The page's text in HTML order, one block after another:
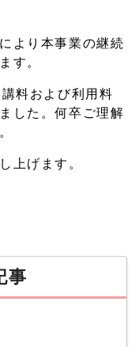
より本事業の継続
す。
料および利用料
した。何卒ご理解
上げます。
事